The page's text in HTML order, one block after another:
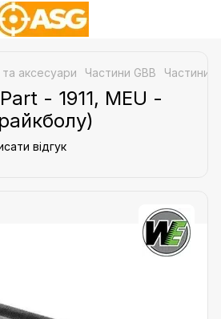
та аксесуари Частини GBB Частини
- 1911, MEU -
відгук